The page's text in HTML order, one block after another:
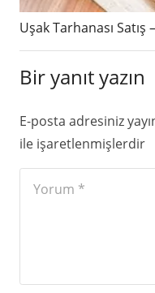
Uşak Tarhanası
Bir yanıt yazın
E-posta adresiniz
ile işaretlenmişlerdir